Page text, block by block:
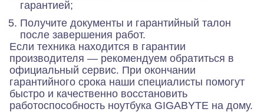
гарантией;
Получите документы и гарантийный талон
после завершения работ.
Если техника находится в гарантии
производителя — рекомендуем обратиться в
официальный сервис. При окончании
гарантийного срока наши специалисты помогут
быстро и качественно восстановить
работоспособность ноутбука GIGABYTE на дому.